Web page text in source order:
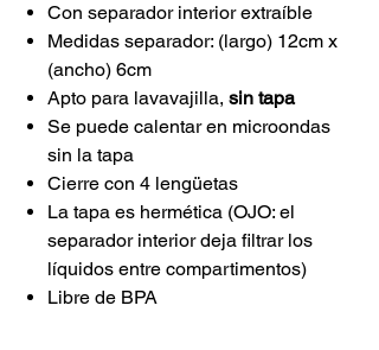
Con separador interior extraíble
Medidas separador: (largo) 12cm x
(ancho) 6cm
Apto para lavavajilla, sin tapa
Se puede calentar en microondas
sin la tapa
Cierre con 4 lengüetas
La tapa es hermética (OJO: el
separador interior deja filtrar los
líquidos entre compartimentos)
Libre de BPA